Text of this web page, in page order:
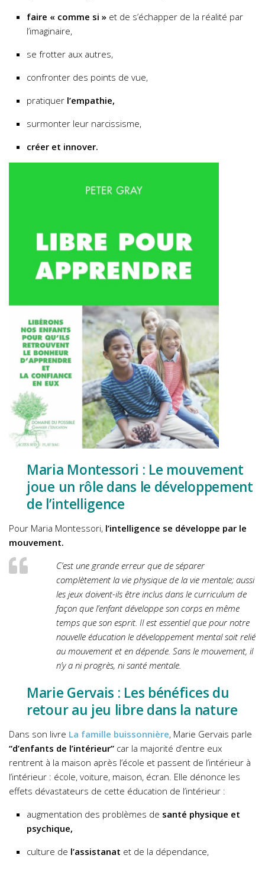
faire « comme si » et de s’échapper de la réalité par
l’imaginaire,
se frotter aux autres,
confronter des points de vue,
pratiquer l’empathie,
surmonter leur narcissisme,
créer et innover.
Maria Montessori : Le mouvement
joue un rôle dans le développement
de l’intelligence
Pour Maria Montessori, l’intelligence se développe par le
mouvement.
C’est une grande erreur que de séparer
complètement la vie physique de la vie mentale; aussi
les jeux doivent-ils être inclus dans le curriculum de
façon que l’enfant développe son corps en même
temps que son esprit. Il est essentiel que pour notre
nouvelle éducation le développement mental soit relié
au mouvement et en dépende. Sans le mouvement, il
n’y a ni progrès, ni santé mentale.
Marie Gervais : Les bénéfices du
retour au jeu libre dans la nature
Dans son livre La famille buissonnière, Marie Gervais parle
“d’enfants de l’intérieur” car la majorité d’entre eux
rentrent à la maison après l’école et passent de l’intérieur à
l’intérieur : école, voiture, maison, écran. Elle dénonce les
effets dévastateurs de cette éducation de l’intérieur :
augmentation des problèmes de santé physique et
psychique,
culture de l’assistanat et de la dépendance,